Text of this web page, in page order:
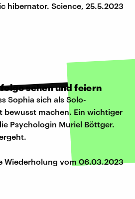
hibernator. Science, 25.5.2023
sehen und feiern
Sophia sich als Solo-
bewusst machen. Ein wichtiger
Psychologin Muriel Böttger.
Wiederholung vom 06.03.2023